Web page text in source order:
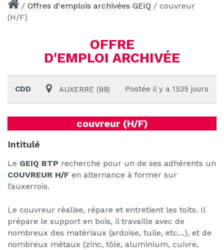
/ Offres d'emplois archivées GEIQ / couvreur
(H/F)
OFFRE
D'EMPLOI ARCHIVÉE
CDD AUXERRE (89) Postée il y a 1535 jours
couvreur (H/F)
Intitulé
Le GEIQ BTP recherche pour un de ses adhérents un
COUVREUR H/F en alternance à former sur
l’auxerrois.
Le couvreur réalise, répare et entretient les toits. Il
prépare le support en bois, il travaille avec de
nombreux des matériaux (ardoise, tuile, etc…), et de
nombreux métaux (zinc, tôle, aluminium, cuivre,